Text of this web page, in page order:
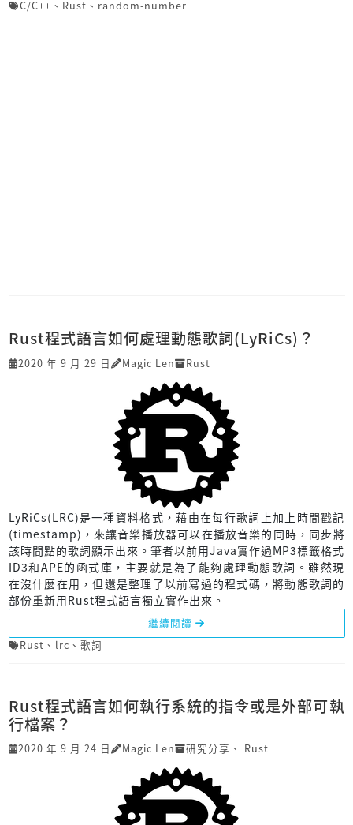
C/C++ 、 Rust 、 random-number
Rust程式語言如何處理動態歌詞(LyRiCs)？
2020 年 9 月 29 日 Magic Len Rust
LyRiCs(LRC)是一種資料格式，藉由在每行歌詞上加上時間戳記
(timestamp)，來讓音樂播放器可以在播放音樂的同時，同步將
該時間點的歌詞顯示出來。筆者以前用Java實作過MP3標籤格式
ID3和APE的函式庫，主要就是為了能夠處理動態歌詞。雖然現
在沒什麼在用，但還是整理了以前寫過的程式碼，將動態歌詞的
部份重新用Rust程式語言獨立實作出來。
繼續閱讀
Rust 、 lrc 、 歌詞
Rust程式語言如何執行系統的指令或是外部可執
行檔案？
2020 年 9 月 24 日 Magic Len 研究分享 、 Rust